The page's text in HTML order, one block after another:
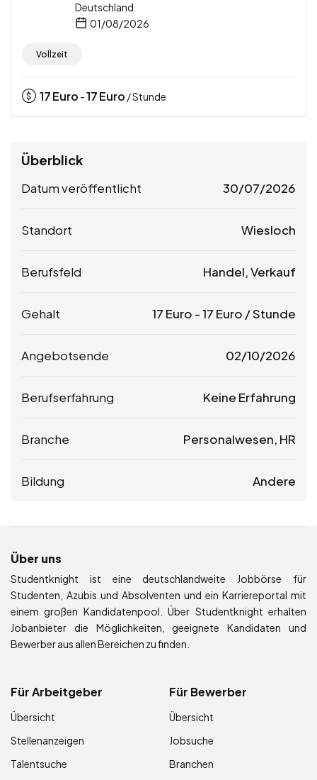
Deutschland
01/08/2026
Vollzeit
17Euro -17Euro / Stunde
Überblick
Datum veröffentlicht 30/07/2026
Standort Wiesloch
Berufsfeld Handel, Verkauf
Gehalt 17 Euro -17 Euro / Stunde
Angebotsende 02/10/2026
Berufserfahrung Keine Erfahrung
Branche Personalwesen, HR
Bildung Andere
Über uns
Studentknight ist eine deutschlandweite Jobbörse für
Studenten, Azubis und Absolventen und ein Karriereportal mit
einem großen Kandidatenpool. Über Studentknight erhalten
Jobanbieter die Möglichkeiten, geeignete Kandidaten und
Bewerber aus allen Bereichen zu finden.
Für Arbeitgeber
Übersicht
Stellenanzeigen
Talentsuche
Für Bewerber
Übersicht
Jobsuche
Branchen